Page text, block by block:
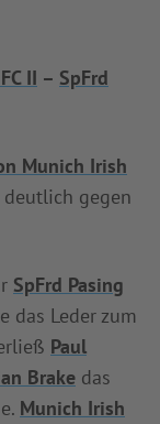
II – SpFrd
Munich Irish
gegen
SpFrd Pasing
das Leder zum
Paul
Brake das
Munich Irish